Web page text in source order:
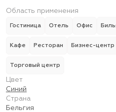
Область применения
Гостиница Отель Офис
Кафе Ресторан Бизнес-центр
Торговый центр
Цвет
Синий
Страна
Бельгия